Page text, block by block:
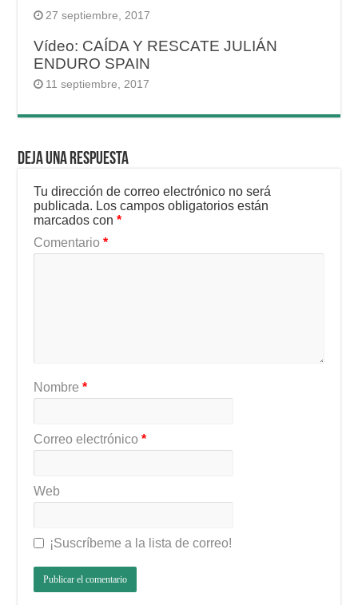
27 septiembre, 2017
Vídeo: CAÍDA Y RESCATE JULIÁN
ENDURO SPAIN
11 septiembre, 2017
Deja una respuesta
Tu dirección de correo electrónico no será
publicada. Los campos obligatorios están
marcados con*
Comentario*
Nombre*
Correo electrónico*
Web
¡Suscríbeme a la lista de correo!